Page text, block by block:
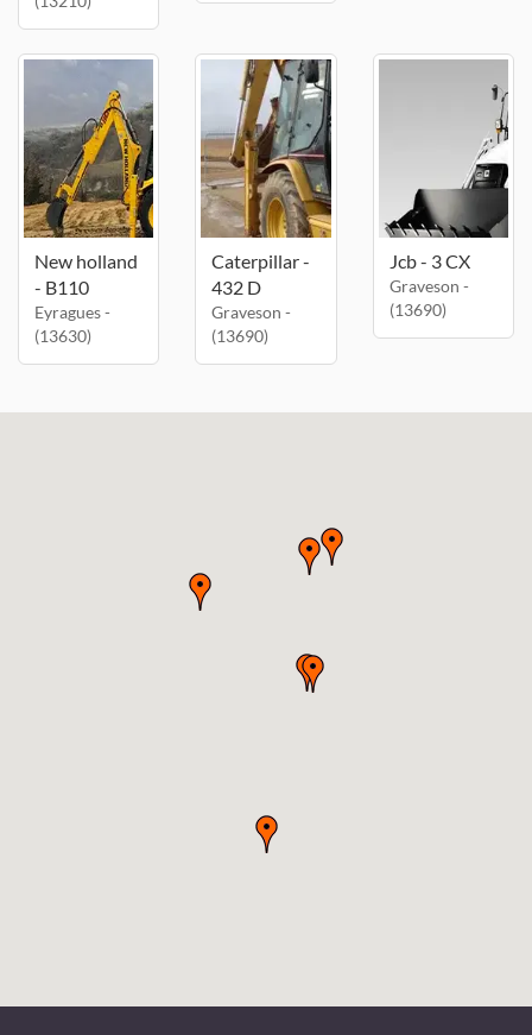
New holland
- B110
Eyragues -
(13630)
Caterpillar -
432 D
Graveson -
(13690)
Jcb - 3 CX
Graveson -
(13690)